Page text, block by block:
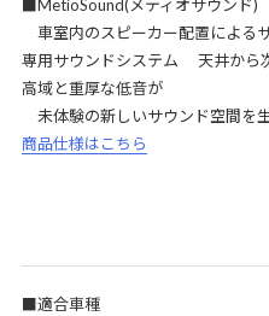
■MetioSound(メティオサウンド)
車室内のスピーカー配置による
専用サウンドシステム 天井から
高域と重厚な低音が
未体験の新しいサウンド空間を
商品仕様はこちら
■適合車種